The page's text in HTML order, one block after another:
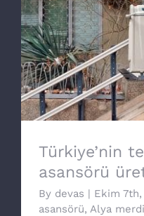
Türkiye’nin
Türkiye’nin
asansörü
By devas | Ekim 7th,
asansörü, Alya